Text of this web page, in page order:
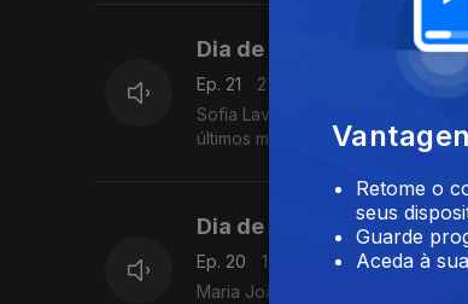
Dia de Jogo
Ep. 21
27 mai. 2026
Sofia Lavreshina é uma das
últimos mundiais de pista curta.
Dia de Jogo
Ep. 20
17 mai. 2026
Maria João Figueira é diretora
Retome o
seus
Guarde
Aceda à